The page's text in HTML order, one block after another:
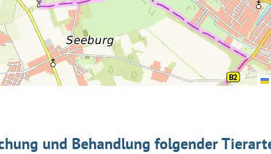
und Behandlung folgender